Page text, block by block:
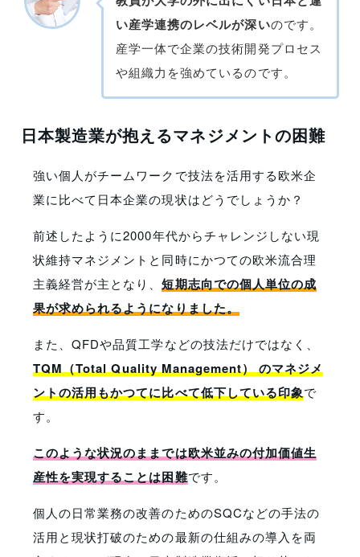
い産学連携のレベルが深いのです。
産学一体で企業の技術開発プロセス
や組織力を強めているのです。
日本製造業が抱えるマネジメントの困難
強い個人がチームワークで技法を活用する欧米企
業に比べて日本企業の現状はどうでしょうか？
前述したように2000年代からチャレンジしない現
状維持マネジメントと同時にかつての欧米流合理
主義経営が主となり、短期志向での個人単位の成
果が求められるようになりました。
また、QFDや品質工学などの技法だけではなく、
TQM（Total Quality Management） のマネジメ
ントの活用もかつてに比べて低下している印象で
す。
このような状況のままでは欧米並みの付加価値生
産性を実現することは困難です。
個人の日常業務の改善のためのSQCなどの手法の
活用と現状打破のための最新の仕組みの導入を両